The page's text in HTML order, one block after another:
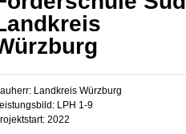
Landkreis Würzburg
LPH 1-9
2022